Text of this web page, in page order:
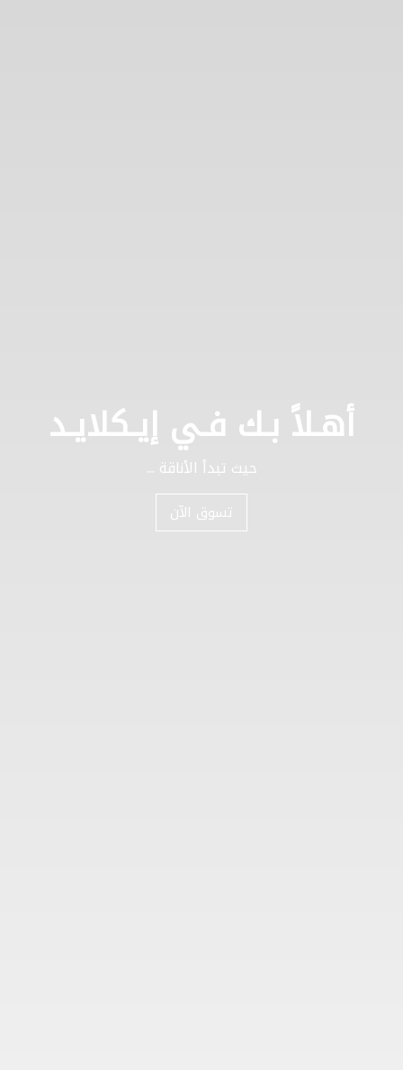
أهـلاً بـك فـي إيـكلايـد
حيث تبدأ الأناقة ...
تسوق الآن